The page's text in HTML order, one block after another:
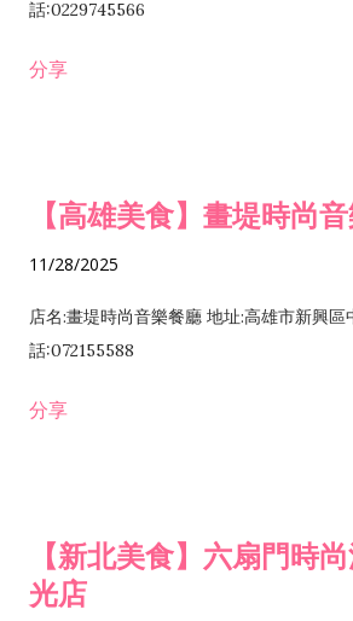
話:0229745566
分享
【高雄美食】畫堤時尚
11/28/2025
店名:畫堤時尚音樂餐廳 地址:高雄市新興區
話:072155588
分享
【新北美食】六扇門時
光店